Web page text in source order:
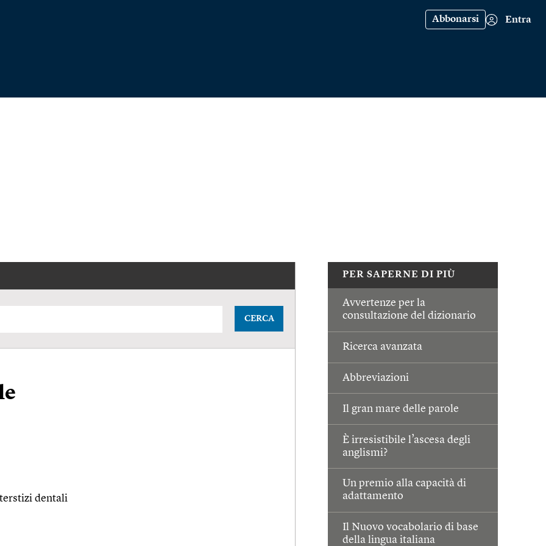
Abbonarsi Entra
PER SAPERNE DI PIÙ
Avvertenze per la
consultazione del dizionario
Ricerca avanzata
Abbreviazioni
Il gran mare delle parole
È irresistibile l’ascesa degli
anglismi?
Un premio alla capacità di
adattamento
Il Nuovo vocabolario di base
della lingua italiana
CERCA
dentali